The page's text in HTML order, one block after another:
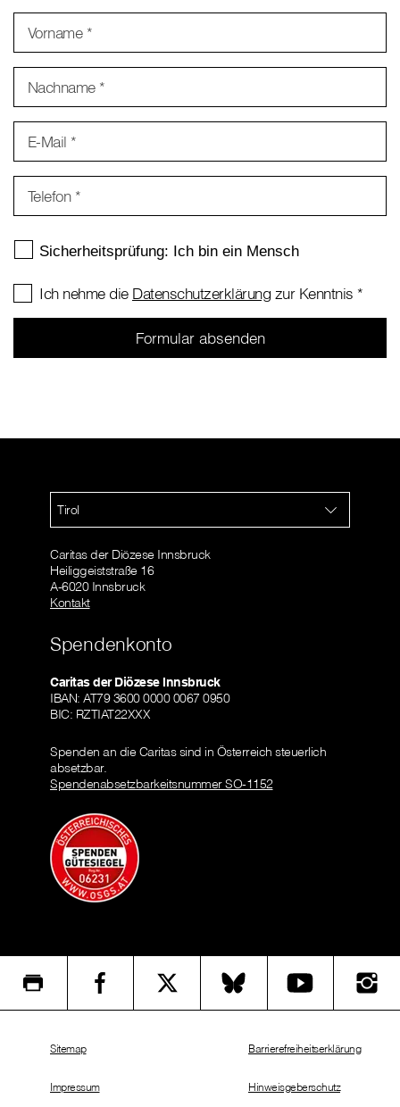
Vorname *
Nachname *
E-Mail *
Telefon *
Ich nehme die Datenschutzerklärung zur Kenntnis *
Tirol
Caritas der Diözese Innsbruck
Heiliggeiststraße 16
A-6020 Innsbruck
Kontakt
Spendenkonto
Caritas der Diözese Innsbruck
IBAN: AT79 3600 0000 0067 0950
BIC: RZTIAT22XXX
Spenden an die Caritas sind in Österreich steuerlich
absetzbar.
Spendenabsetzbarkeitsnummer SO-1152
Sitemap
Impressum
Barrierefreiheitserklärung
Hinweisgeberschutz